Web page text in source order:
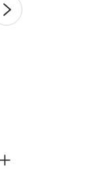
Adobe xd
다음